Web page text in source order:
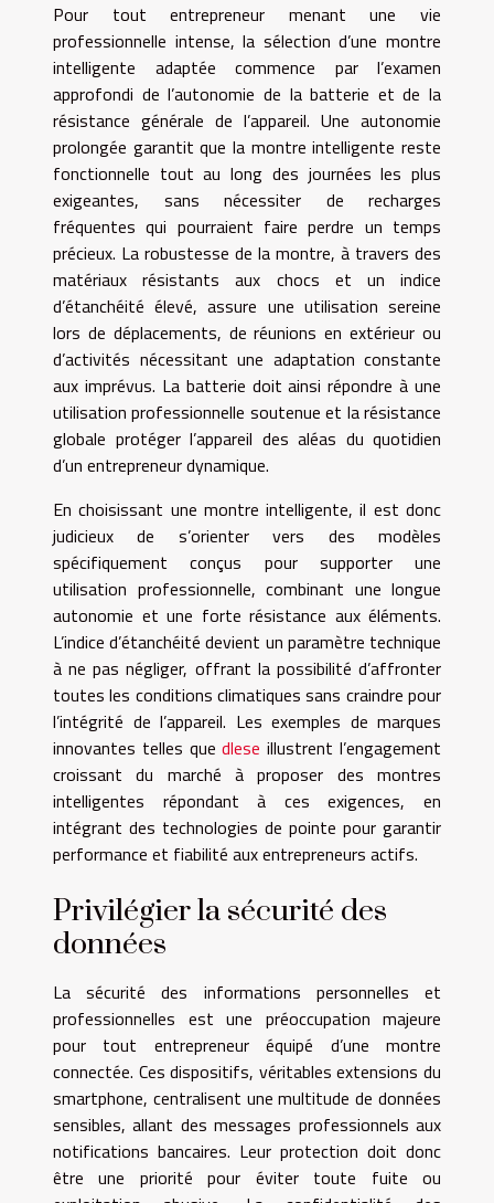
Pour tout entrepreneur menant une vie
professionnelle intense, la sélection d’une montre
intelligente adaptée commence par l’examen
approfondi de l’autonomie de la batterie et de la
résistance générale de l’appareil. Une autonomie
prolongée garantit que la montre intelligente reste
fonctionnelle tout au long des journées les plus
exigeantes, sans nécessiter de recharges
fréquentes qui pourraient faire perdre un temps
précieux. La robustesse de la montre, à travers des
matériaux résistants aux chocs et un indice
d’étanchéité élevé, assure une utilisation sereine
lors de déplacements, de réunions en extérieur ou
d’activités nécessitant une adaptation constante
aux imprévus. La batterie doit ainsi répondre à une
utilisation professionnelle soutenue et la résistance
globale protéger l’appareil des aléas du quotidien
d’un entrepreneur dynamique.
En choisissant une montre intelligente, il est donc
judicieux de s’orienter vers des modèles
spécifiquement conçus pour supporter une
utilisation professionnelle, combinant une longue
autonomie et une forte résistance aux éléments.
L’indice d’étanchéité devient un paramètre technique
à ne pas négliger, offrant la possibilité d’affronter
toutes les conditions climatiques sans craindre pour
l’intégrité de l’appareil. Les exemples de marques
innovantes telles quedlese illustrent l’engagement
croissant du marché à proposer des montres
intelligentes répondant à ces exigences, en
intégrant des technologies de pointe pour garantir
performance et fiabilité aux entrepreneurs actifs.
Privilégier la sécurité des
données
La sécurité des informations personnelles et
professionnelles est une préoccupation majeure
pour tout entrepreneur équipé d’une montre
connectée. Ces dispositifs, véritables extensions du
smartphone, centralisent une multitude de données
sensibles, allant des messages professionnels aux
notifications bancaires. Leur protection doit donc
être une priorité pour éviter toute fuite ou